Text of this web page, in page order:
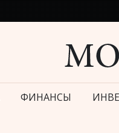
ФИНАНСЫ